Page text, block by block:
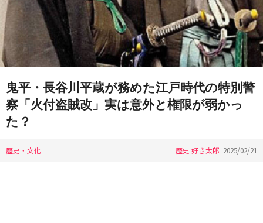
鬼平・長谷川平蔵が務めた江戸時代の特別警
察「火付盗賊改」実は意外と権限が弱かっ
た？
歴史・文化 歴史 好き太郎 2025/02/21